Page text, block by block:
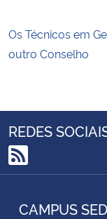
Banco Central do Brasil
Os Técnicos em
outro Conselho
REDES
RSS
CAMPUS